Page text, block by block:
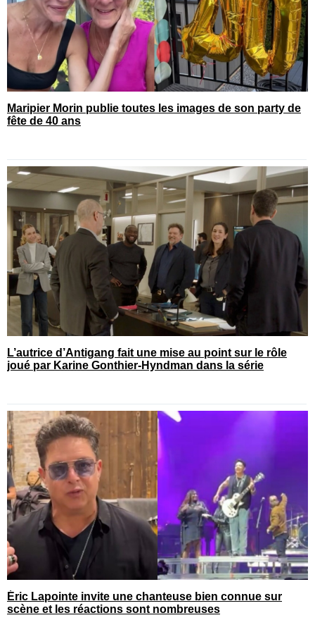
Maripier Morin publie toutes les images de son party de
fête de 40 ans
L’autrice d’Antigang fait une mise au point sur le rôle
joué par Karine Gonthier-Hyndman dans la série
Éric Lapointe invite une chanteuse bien connue sur
scène et les réactions sont nombreuses